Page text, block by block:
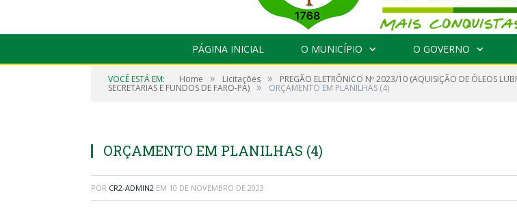
PÁGINA INICIAL O MUNICÍPIO O GOVERNO
VOCÊ ESTÁ EM: Home » Licitações » PREGÃO ELETRÔNICO Nº 2023/10 (AQUISIÇÃO DE ÓLEOS
SECRETARIAS E FUNDOS DE FARO-PA) » ORÇAMENTO EM PLANILHAS (4)
ORÇAMENTO EM PLANILHAS (4)
POR CR2-ADMIN2 EM 10 DE NOVEMBRO DE 2023